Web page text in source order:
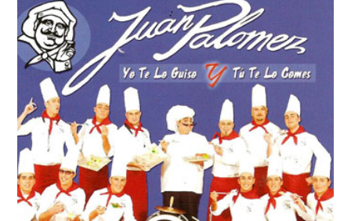
original
era:
12,00€.
actual
es:
9,95€.